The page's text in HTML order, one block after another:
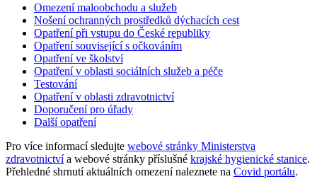
Omezení maloobchodu a služeb
Nošení ochranných prostředků dýchacích cest
Opatření při vstupu do České republiky
Opatření související s očkováním
Opatření ve školství
Opatření v oblasti sociálních služeb a péče
Testování
Opatření v oblasti zdravotnictví
Doporučení pro úřady
Další opatření
Pro více informací sledujte webové stránky Ministerstva
zdravotnictvía webové stránky příslušné krajské hygienické stanice.
Přehledné shrnutí aktuálních omezení naleznete na Covid portálu.